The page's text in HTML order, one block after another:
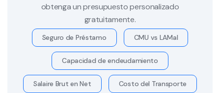
obtenga un presupuesto personalizado
gratuitamente.
Seguro de Préstamo CMU vs LAMal
Capacidad de endeudamiento
Salaire Brut en Net Costo del Transporte